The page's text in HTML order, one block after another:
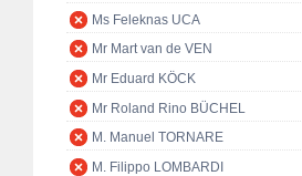
Ms Feleknas UCA
Mr Mart van de VEN
Mr Eduard KÖCK
Mr Roland Rino BÜCHEL
M. Manuel TORNARE
M. Filippo LOMBARDI